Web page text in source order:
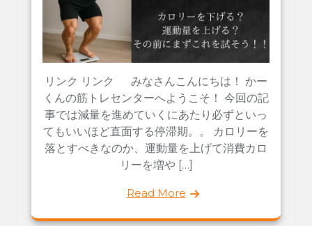
リンク リンク みなさんこんにちは！ かー
くんの筋トレセンターへようこそ！ 今回の記
事では減量を進めていくにあたり必ずといっ
てもいいほど直面する停滞期。。 カロリーを
落とすべきなのか、運動量を上げて消費カロ
リーを増や […]
Read More